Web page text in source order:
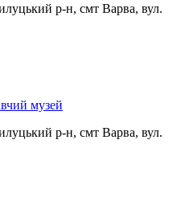
р-н, смт Варва, вул.
музей
р-н, смт Варва, вул.